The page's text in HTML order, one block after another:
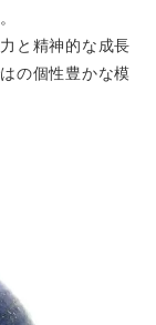
と精神的な成長
の個性豊かな模